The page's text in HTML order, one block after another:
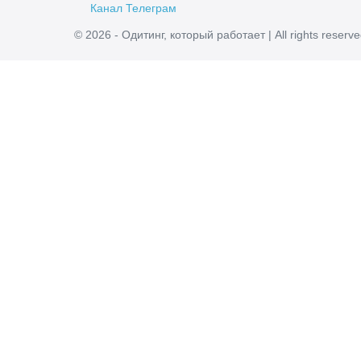
Канал Телеграм
© 2026 - Одитинг, который работает | All rights